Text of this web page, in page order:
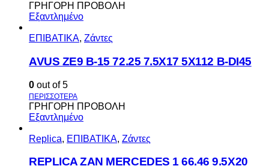
ΓΡΗΓΟΡΗ ΠΡΟΒΟΛΗ
Εξαντλημένο
ΕΠΙΒΑΤΙΚΑ, Ζάντες
AVUS ΖΕ9 Β-15 72.25 7.5Χ17 5Χ112 Β-DI45
0 out of 5
ΓΡΗΓΟΡΗ ΠΡΟΒΟΛΗ
Εξαντλημένο
Replica, ΕΠΙΒΑΤΙΚΑ, Ζάντες
REPLICA ZAN MERCEDES 1 66.46 9.5X20